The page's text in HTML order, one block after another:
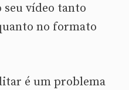
vídeo tanto
no formato
é um problema